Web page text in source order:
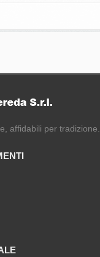
affidabili per tradizione.